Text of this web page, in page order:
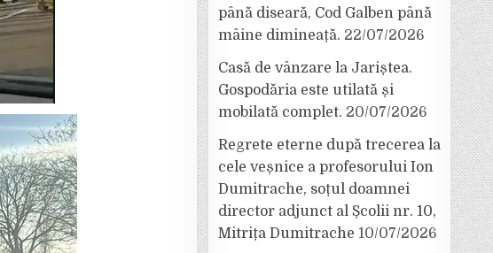
până diseară, Cod Galben până
mâine dimineață. 22/07/2026
Casă de vânzare la Jariștea.
Gospodăria este utilată și
mobilată complet. 20/07/2026
Regrete eterne după trecerea la
cele veșnice a profesorului Ion
Dumitrache, soțul doamnei
director adjunct al Școlii nr. 10,
Mitrița Dumitrache 10/07/2026